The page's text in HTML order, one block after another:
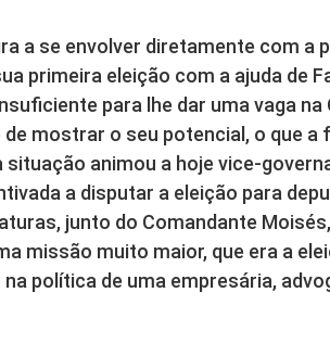
a se envolver diretamente com a
primeira eleição com a ajuda de
para lhe dar uma vaga
mostrar o seu potencial, o que
situação animou a hoje vice-
a disputar a eleição para
junto do Comandante
missão muito maior, que era a
política de uma empresária,